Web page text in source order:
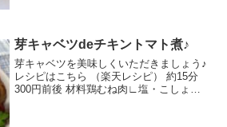
芽キャベツdeチキントマト煮♪
芽キャベツを美味しくいただきましょう♪
レシピはこちら （楽天レシピ） 約15分
300円前後 材料鶏むね肉∟塩・こしょう